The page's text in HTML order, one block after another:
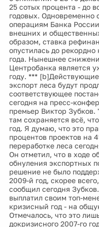
25 сотых процента - до
годовых. Одновременно
операциям Банка
внешних и
образом, ставка
опустилась до рекордно
года. Нынешнее
Центробанка является
году. ***
экспорт леса будут
соответствующее
сегодня на пресс-
премьер Виктор Зубков.
там сохраняется всё,
год. Я думаю, что это
процентов проектов на
переработке леса
Он отметил, что в ходе
обнуления экспортных
решение не было
2009-й год, скорее
сообщил сегодня
выплатил своим топ-
кризисный год - на
Отмечалось, что это
докризисного 2007-го